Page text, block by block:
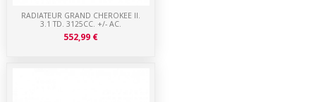
RADIATEUR GRAND CHEROKEE II.
3.1 TD. 3125CC. +/- AC.
552,99 €